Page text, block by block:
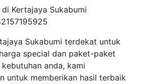
di Kertajaya Sukabumi
Sukabumi terdekat untuk
special dan paket-paket
anda, kami
untuk memberikan hasil terbaik